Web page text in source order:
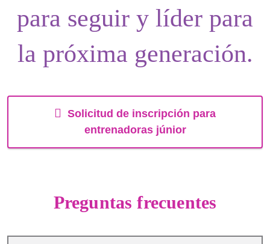
para seguir y líder para
la próxima generación.
Solicitud de inscripción para
entrenadoras júnior
Preguntas frecuentes